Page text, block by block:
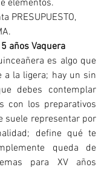
elementos.
PRESUPUESTO,
años Vaquera
es algo que
a la ligera; hay un sin
debes contemplar
con los preparativos
suele representar por
define qué te
queda de
para XV años